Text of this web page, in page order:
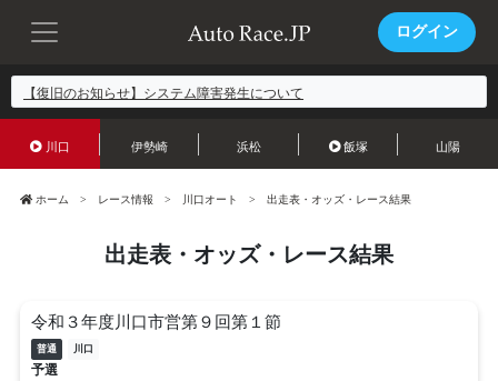
ログイン
【復旧のお知らせ】システム障害発生について
川口 伊勢崎 浜松 飯塚 山陽
ホーム レース情報 川口オート 出走表・オッズ・レース結果
出走表・オッズ・レース結果
令和３年度川口市営第９回第１節
普通 川口
予選